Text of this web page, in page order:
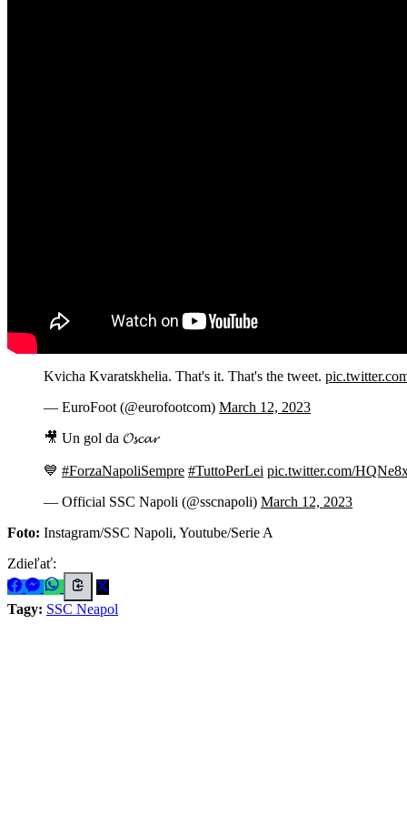
Kvicha Kvaratskhelia. That's it. That's the tweet.
— EuroFoot (@eurofootcom) March 12, 2023
🎥 Un gol da 𝓞𝓼𝓬𝓪𝓻
💙 #ForzaNapoliSempre #TuttoPerLei pic.twitter.com/
— Official SSC Napoli (@sscnapoli) March 12, 2023
Foto: Instagram/SSC Napoli, Youtube/Serie A
Zdieľať:
Tagy: SSC Neapol